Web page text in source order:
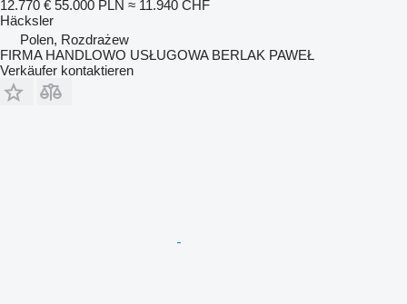
12.770 € 55.000 PLN ≈ 11.940 CHF
Häcksler
Polen, Rozdrażew
FIRMA HANDLOWO USŁUGOWA BERLAK PAWEŁ
Verkäufer kontaktieren